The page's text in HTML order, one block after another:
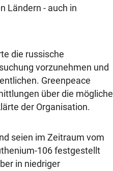
Ländern - auch in
die russische
vorzunehmen und
Greenpeace
über die mögliche
der Organisation.
seien im Zeitraum vom
106 festgestellt
in niedriger